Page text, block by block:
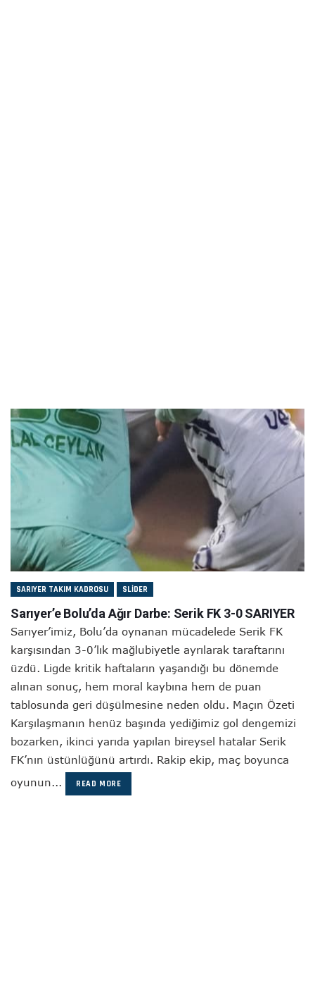
SARIYER TAKIM KADROSU SLIDER
Sarıyer’e Bolu’da Ağır Darbe: Serik FK 3-0 SARIYER
Sarıyer’imiz, Bolu’da oynanan mücadelede Serik FK
karşısından 3-0’lık mağlubiyetle ayrılarak taraftarını
üzdü. Ligde kritik haftaların yaşandığı bu dönemde
alınan sonuç, hem moral kaybına hem de puan
tablosunda geri düşülmesine neden oldu. Maçın Özeti
Karşılaşmanın henüz başında yediğimiz gol dengemizi
bozarken, ikinci yarıda yapılan bireysel hatalar Serik
FK’nın üstünlüğünü artırdı. Rakip ekip, maç boyunca
oyunun...
READ MORE